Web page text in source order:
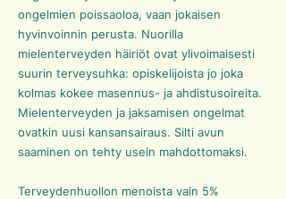
ongelmien poissaoloa, vaan jokaisen
hyvinvoinnin perusta. Nuorilla
mielenterveyden häiriöt ovat ylivoimaisesti
suurin terveysuhka: opiskelijoista jo joka
kolmas kokee masennus- ja ahdistusoireita.
Mielenterveyden ja jaksamisen ongelmat
ovatkin uusi kansansairaus. Silti avun
saaminen on tehty usein mahdottomaksi.
Terveydenhuollon menoista vain 5%